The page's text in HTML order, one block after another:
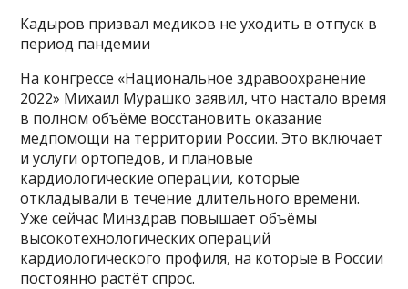
Кадыров призвал медиков не уходить в отпуск в
период пандемии
На конгрессе «Национальное здравоохранение
2022» Михаил Мурашко заявил, что настало время
в полном объёме восстановить оказание
медпомощи на территории России. Это включает
и услуги ортопедов, и плановые
кардиологические операции, которые
откладывали в течение длительного времени.
Уже сейчас Минздрав повышает объёмы
высокотехнологических операций
кардиологического профиля, на которые в России
постоянно растёт спрос.